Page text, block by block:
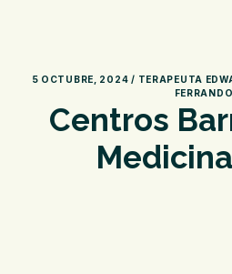
5 OCTUBRE, 2024 / TERAPEUTA
FERRANDO
Centros